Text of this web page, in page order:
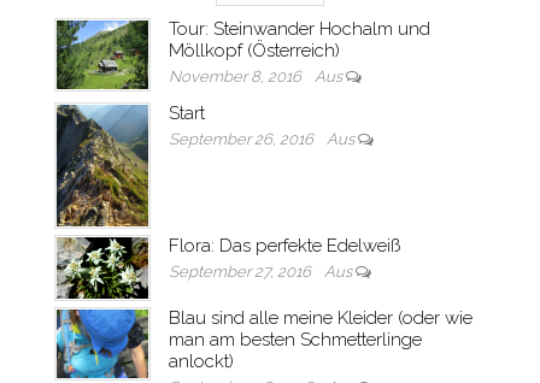
Tour: Steinwander Hochalm und
Möllkopf (Österreich)
November 8, 2016 Aus
Start
September 26, 2016 Aus
Flora: Das perfekte Edelweiß
September 27, 2016 Aus
Blau sind alle meine Kleider (oder wie
man am besten Schmetterlinge
anlockt)